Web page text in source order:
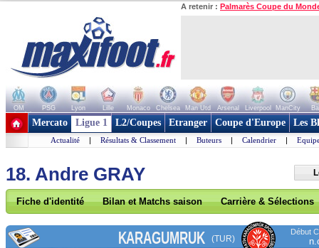
A retenir : Palmarès Coupe du
OM PSG Lyon Lille Monaco Chelsea Man Utd Arsenal Liverpool ManCity
+ de clubs
Mercato Ligue 1 L2/Coupes Etranger Coupe d'Europe Les
Actualité | Résultats & Classement | Buteurs | Calendrier |
18. Andre GRAY
Fiche d'identité Bilan et Matchs saison Carrière & Sélections
KARAGUMRUK (TUR)
Début